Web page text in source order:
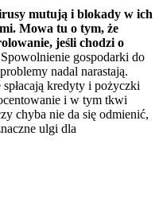
mutują i blokady w ich
Mowa tu o tym, że
jeśli chodzi o
Spowolnienie gospodarki do
nadal narastają.
kredyty i pożyczki
i w tym tkwi
chyba nie da się odmienić,
ulgi dla